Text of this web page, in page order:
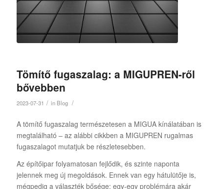
Tömítő fugaszalag: a MIGUPREN-ről
bővebben
2023-07-31 / in Blog /
A tömítő fugaszalag természetesen a MIGUA kínálatában is
megtalálható – az alábbi cikkben a MIGUPREN rugalmas
fugaszalagot mutatjuk be részletesebben.
Az építőipar folyamatosan fejlődik, és szinte naponta
jelennek meg új megoldások. Ennek van egy hátulütője is,
mégpedig a választék bősége: egy-egy problémára akár